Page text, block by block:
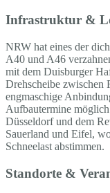
Infrastruktur &
NRW hat eines der
A40 und A46
mit dem Duisburger
Drehscheibe zwischen
engmaschige
Aufbautermine
Düsseldorf und dem
Sauerland und Eifel,
Schneelast abstimmen.
Standorte &